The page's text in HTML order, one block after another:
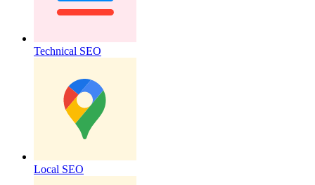
Technical SEO
Local SEO